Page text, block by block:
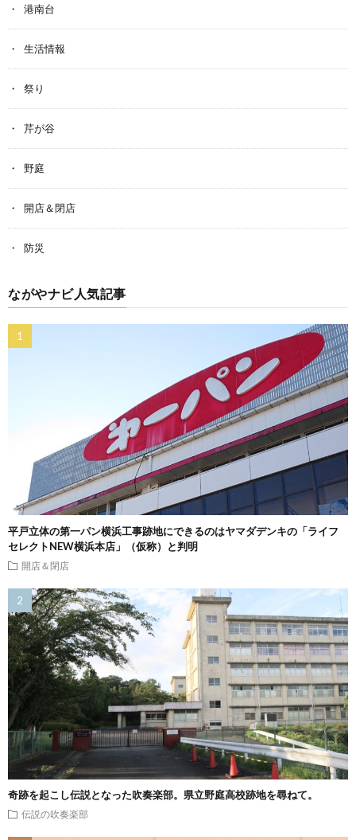
港南台
生活情報
祭り
芹が谷
野庭
開店＆閉店
防災
ながやナビ人気記事
平戸立体の第一パン横浜工事跡地にできるのはヤマダデンキの「ライフ
セレクトNEW横浜本店」（仮称）と判明
開店＆閉店
奇跡を起こし伝説となった吹奏楽部。県立野庭高校跡地を尋ねて。
伝説の吹奏楽部